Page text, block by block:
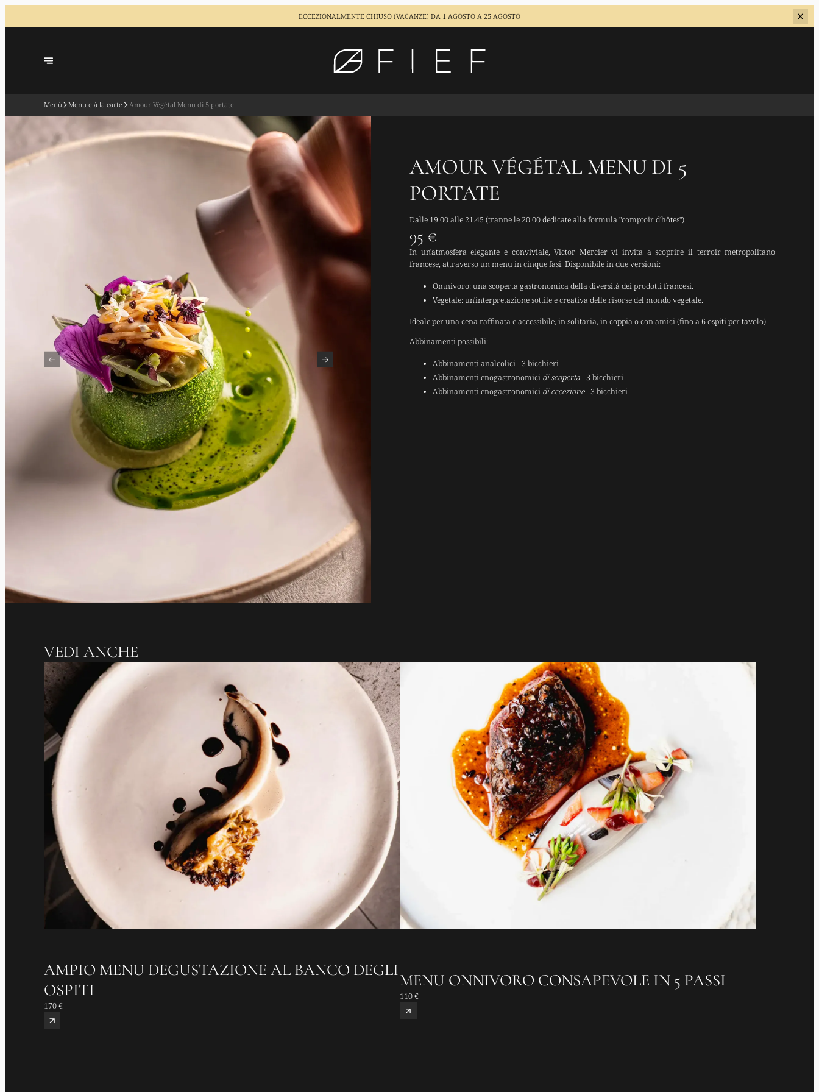
ECCEZIONALMENTE CHIUSO (VACANZE) DA 1 AGOSTO A 25 AGOSTO
Menù Menu e à la carte Amour Végétal Menu di 5 portate
AMOUR VÉGÉTAL MENU DI 5
PORTATE
Dalle 19.00 alle 21.45 (tranne le 20.00 dedicate alla formula "comptoir d'hôtes")
95 €
In un'atmosfera elegante e conviviale, Victor Mercier vi invita a scoprire il terroir metropolitano
francese, attraverso un menu in cinque fasi. Disponibile in due versioni:
Omnivoro: una scoperta gastronomica della diversità dei prodotti francesi.
Vegetale: un'interpretazione sottile e creativa delle risorse del mondo vegetale.
Ideale per una cena raffinata e accessibile, in solitaria, in coppia o con amici (fino a 6 ospiti per tavolo).
Abbinamenti possibili:
Abbinamenti analcolici - 3 bicchieri
Abbinamenti enogastronomici di scoperta- 3 bicchieri
Abbinamenti enogastronomici di eccezione- 3 bicchieri
VEDI ANCHE
AMPIO MENU DEGUSTAZIONE AL BANCO DEGLI
OSPITI
170 €
MENU ONNIVORO CONSAPEVOLE IN 5 PASSI
110 €